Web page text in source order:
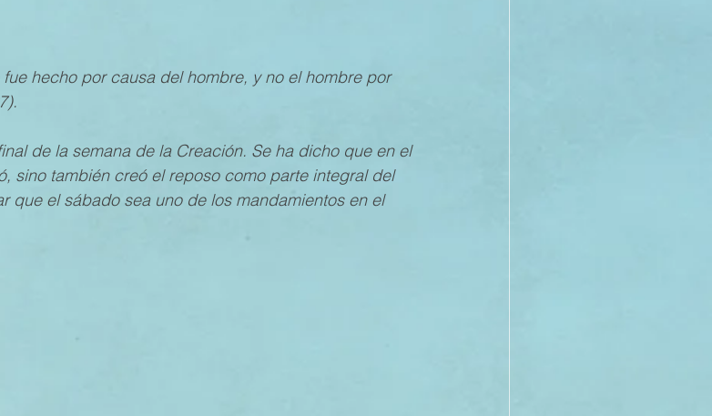
IV TRIMESTRE 2019 III TRIMESTRE 2019
fue hecho por causa del hombre, y no el hombre por
de la semana de la Creación. Se ha dicho que en el
sino también creó el reposo como parte integral del
que el sábado sea uno de los mandamientos en el